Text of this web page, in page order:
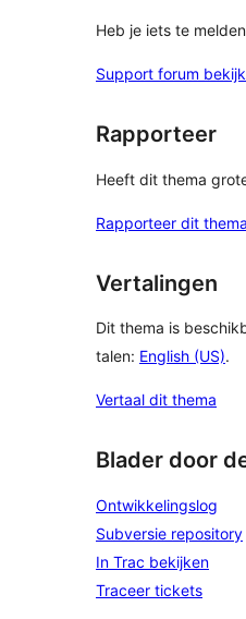
Heb je iets te
Support forum
Rapporteer
Heeft dit thema
Rapporteer dit thema
Vertalingen
Dit thema is
talen: English (US).
Vertaal dit thema
Blader door
Ontwikkelingslog
Subversie repository
In Trac bekijken
Traceer tickets